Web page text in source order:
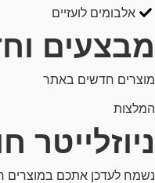
אלבומים לועזיים
מבצעים
מוצרים חדשים באתר
המלצות
ניוזלייטר
נשמח לעדכן אתכם במוצרים